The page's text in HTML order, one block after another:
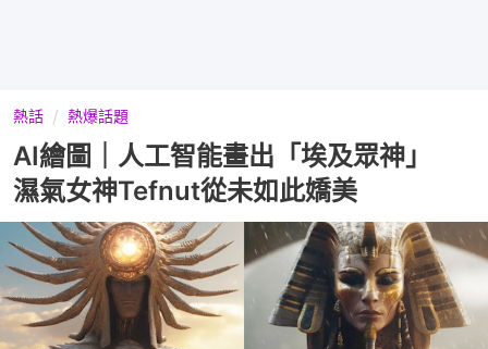
熱話 熱爆話題
AI繪圖｜人工智能畫出「埃及眾神」
濕氣女神Tefnut從未如此嬌美